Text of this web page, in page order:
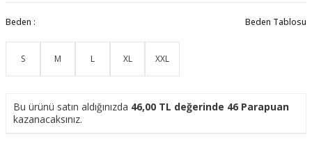
Beden : Beden Tablosu
S M L XL XXL
Bu ürünü satın aldığınızda 46,00 TL değerinde 46 Parapuan
kazanacaksınız.